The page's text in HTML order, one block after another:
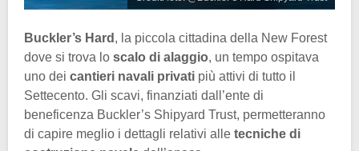
Buckler’s Hard , la piccola cittadina della New Forest
dove si trova lo scalo di alaggio, un tempo ospitava
uno dei cantieri navali privati più attivi di tutto il
Settecento. Gli scavi, finanziati dall’ente di
beneficenza Buckler’s Shipyard Trust, permetteranno
di capire meglio i dettagli relativi alle tecniche di